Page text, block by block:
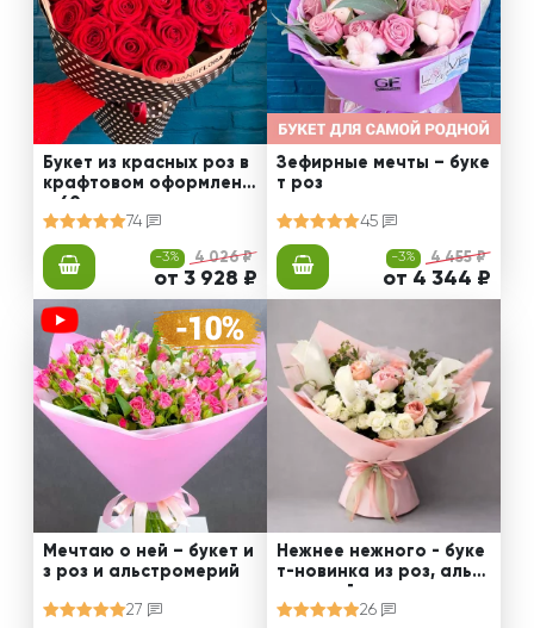
Букет из красных роз в
крафтовом оформлени
и 60 см
74
-3% 4 026 ₽
от 3 928 ₽
Зефирные мечты – буке
т роз
45
-3% 4 455 ₽
от 4 344 ₽
Мечтаю о ней – букет и
з роз и альстромерий
27
Нежнее нежного - буке
т-новинка из роз, альст
ромерий и калл
26